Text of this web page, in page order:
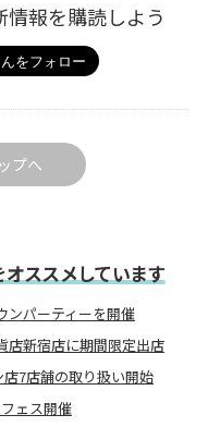
情報を購読しよう
プへ
ススメしています
ンパーティーを開催
店新宿店に期間限定出店
店7店舗の取り扱い開始
ェス開催